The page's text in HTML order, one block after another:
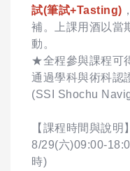
試(筆試+Tasting)
補。上課用酒以當
動。
★全程參與課程可
通過學科與術科認
(SSI Shochu
【課程時間與說明】
8/29(六)09:00-
時)